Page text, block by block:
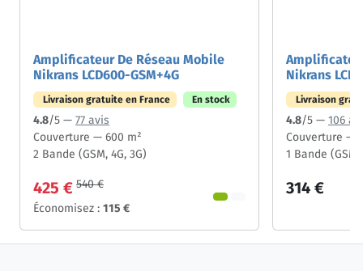
Amplificateur De Réseau Mobile
Nikrans LCD600-GSM+4G
Livraison gratuite en France En stock
4.8/5 — 77 avis
Couverture — 600 m²
2 Bande (GSM, 4G, 3G)
425 € 540 €
Économisez : 115 €
Nikrans
Livraison
4.8/5 — 106
Couverture —
1 Bande (GSM)
314 €